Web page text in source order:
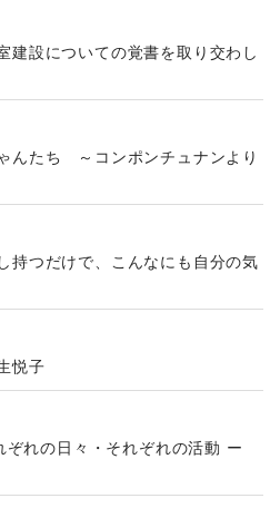
建設についての覚書を取り交わし
んたち ～コンポンチュナンより
持つだけで、こんなにも自分の気
悦子
ぞれの日々・それぞれの活動 ー